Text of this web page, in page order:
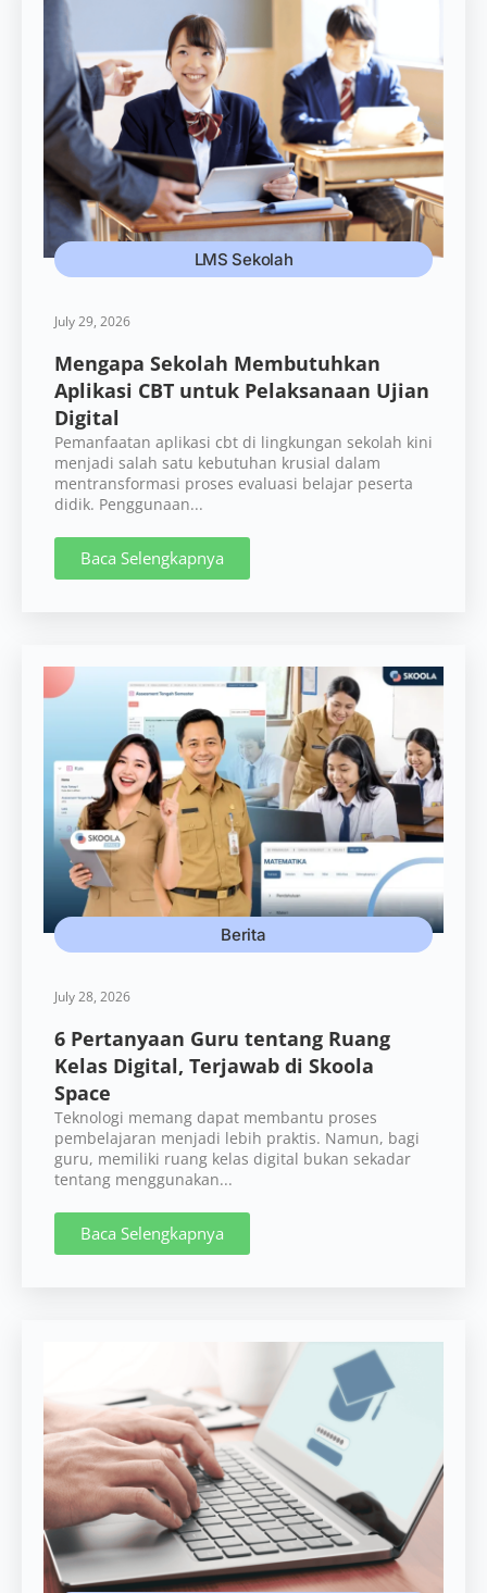
LMS Sekolah
July 29, 2026
Mengapa Sekolah Membutuhkan
Aplikasi CBT untuk Pelaksanaan Ujian
Digital
Pemanfaatan aplikasi cbt di lingkungan sekolah kini
menjadi salah satu kebutuhan krusial dalam
mentransformasi proses evaluasi belajar peserta
didik. Penggunaan...
Baca Selengkapnya
Berita
July 28, 2026
6 Pertanyaan Guru tentang Ruang
Kelas Digital, Terjawab di Skoola
Space
Teknologi memang dapat membantu proses
pembelajaran menjadi lebih praktis. Namun, bagi
guru, memiliki ruang kelas digital bukan sekadar
tentang menggunakan...
Baca Selengkapnya